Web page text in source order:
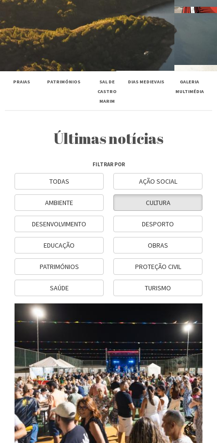
PRAIAS PATRIMÓNIOS
SAL DE
CASTRO
MARIM
DIAS MEDIEVAIS
GALERIA
MULTIMÉDIA
Últimas notícias
FILTRAR POR
TODAS AÇÃO SOCIAL
AMBIENTE CULTURA
DESENVOLVIMENTO DESPORTO
EDUCAÇÃO OBRAS
PATRIMÓNIOS PROTEÇÃO CIVIL
SAÚDE TURISMO